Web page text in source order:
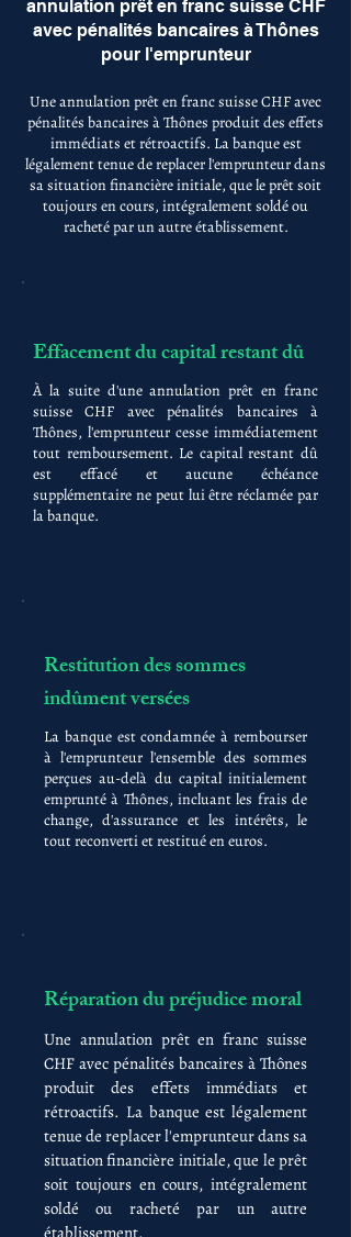
annulation prêt en franc suisse CHF
avec pénalités bancaires à Thônes
pour l'emprunteur
Une annulation prêt en franc suisse CHF avec
pénalités bancaires à Thônes produit des effets
immédiats et rétroactifs. La banque est
légalement tenue de replacer l'emprunteur dans
sa situation financière initiale, que le prêt soit
toujours en cours, intégralement soldé ou
racheté par un autre établissement.
Effacement du capital restant dû
À la suite d'une annulation prêt en franc
suisse CHF avec pénalités bancaires à
Thônes, l'emprunteur cesse immédiatement
tout remboursement. Le capital restant dû
est effacé et aucune échéance
supplémentaire ne peut lui être réclamée par
la banque.
Restitution des sommes
indûment versées
La banque est condamnée à rembourser
à l'emprunteur l'ensemble des sommes
perçues au-delà du capital initialement
emprunté à Thônes, incluant les frais de
change, d'assurance et les intérêts, le
tout reconverti et restitué en euros.
Réparation du préjudice moral
Une annulation prêt en franc suisse
CHF avec pénalités bancaires à Thônes
produit des effets immédiats et
rétroactifs. La banque est légalement
tenue de replacer l'emprunteur dans sa
situation financière initiale, que le prêt
soit toujours en cours, intégralement
soldé ou racheté par un autre
établissement.